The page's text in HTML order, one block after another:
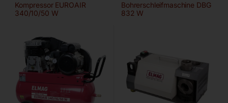
Kompressor EUROAIR
340/10/50 W
Bohrerschleifmaschine DBG
832 W